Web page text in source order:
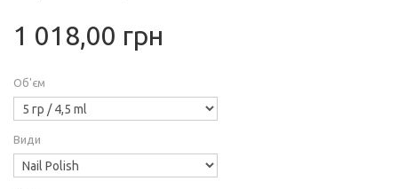
1 018,00 грн
Об'єм
Види